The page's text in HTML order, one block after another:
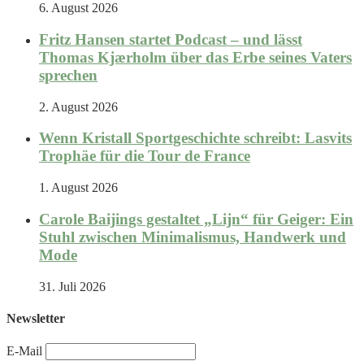
6. August 2026
Fritz Hansen startet Podcast – und lässt
Thomas Kjærholm über das Erbe seines Vaters
sprechen
2. August 2026
Wenn Kristall Sportgeschichte schreibt: Lasvits
Trophäe für die Tour de France
1. August 2026
Carole Baijings gestaltet „Lijn“ für Geiger: Ein
Stuhl zwischen Minimalismus, Handwerk und
Mode
31. Juli 2026
Newsletter
E-Mail